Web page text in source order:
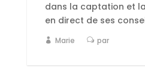
dans la captation et
en direct de ses
Marie par